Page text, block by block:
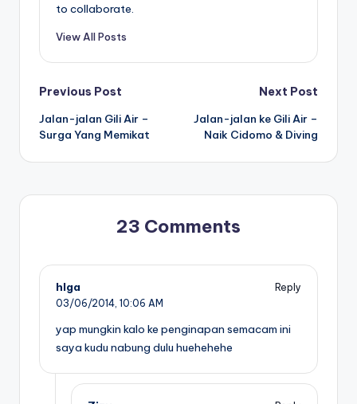
to collaborate.
View All Posts
Post
navigation
Previous Post
Jalan-jalan Gili Air –
Surga Yang Memikat
Next Post
Jalan-jalan ke Gili Air –
Naik Cidomo & Diving
23 Comments
hlga
Reply
03/06/2014, 10:06 AM
yap mungkin kalo ke penginapan semacam ini
saya kudu nabung dulu huehehehe